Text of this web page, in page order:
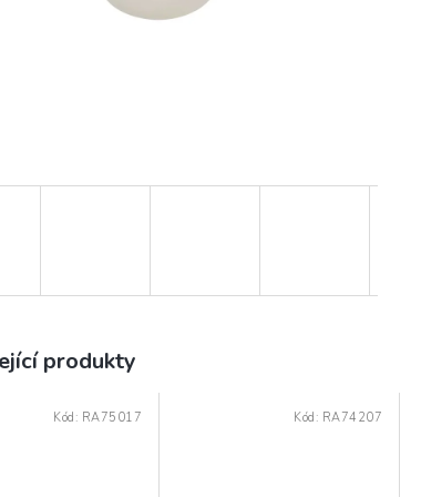
produkty
Kód: RA75017 Kód: RA74207